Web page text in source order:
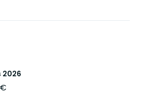
2026